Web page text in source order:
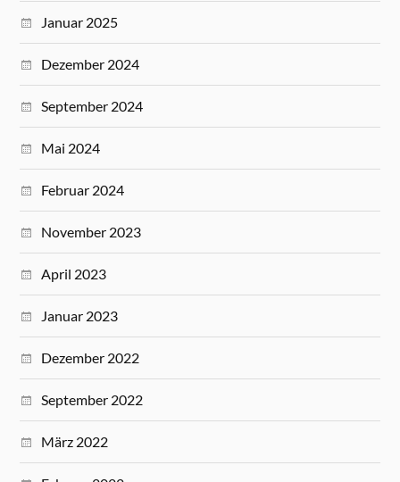
Januar 2025
Dezember 2024
September 2024
Mai 2024
Februar 2024
November 2023
April 2023
Januar 2023
Dezember 2022
September 2022
März 2022